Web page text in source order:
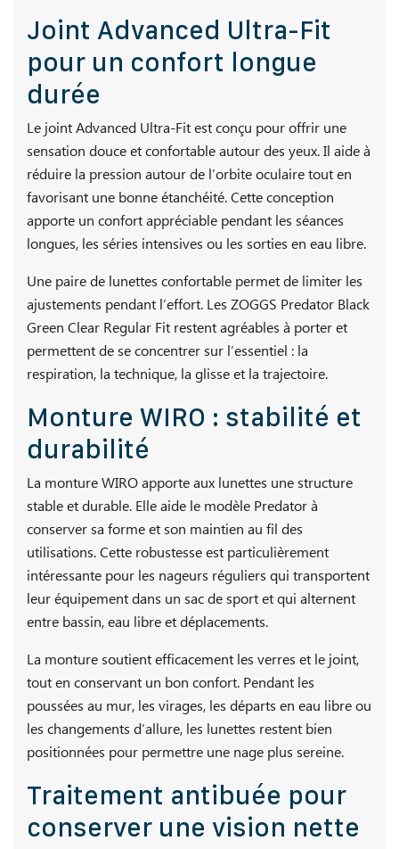
Joint Advanced Ultra-Fit
pour un confort longue
durée
Le joint Advanced Ultra-Fit est conçu pour offrir une
sensation douce et confortable autour des yeux. Il aide à
réduire la pression autour de l’orbite oculaire tout en
favorisant une bonne étanchéité. Cette conception
apporte un confort appréciable pendant les séances
longues, les séries intensives ou les sorties en eau libre.
Une paire de lunettes confortable permet de limiter les
ajustements pendant l’effort. Les ZOGGS Predator Black
Green Clear Regular Fit restent agréables à porter et
permettent de se concentrer sur l’essentiel : la
respiration, la technique, la glisse et la trajectoire.
Monture WIRO : stabilité et
durabilité
La monture WIRO apporte aux lunettes une structure
stable et durable. Elle aide le modèle Predator à
conserver sa forme et son maintien au fil des
utilisations. Cette robustesse est particulièrement
intéressante pour les nageurs réguliers qui transportent
leur équipement dans un sac de sport et qui alternent
entre bassin, eau libre et déplacements.
La monture soutient efficacement les verres et le joint,
tout en conservant un bon confort. Pendant les
poussées au mur, les virages, les départs en eau libre ou
les changements d’allure, les lunettes restent bien
positionnées pour permettre une nage plus sereine.
Traitement antibuée pour
conserver une vision nette